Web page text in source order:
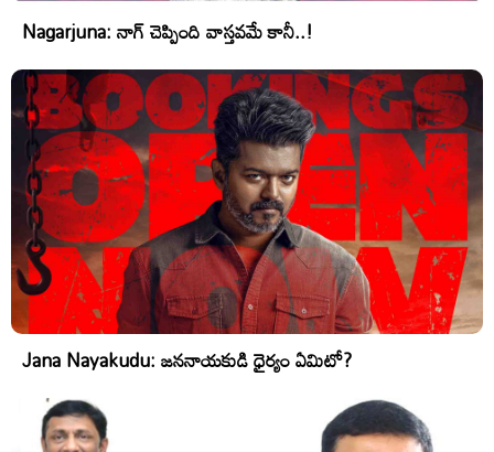
Nagarjuna: నాగ్ చెప్పింది వాస్తవమే కానీ..!
Jana Nayakudu: జననాయకుడి ధైర్యం ఏమిటో?